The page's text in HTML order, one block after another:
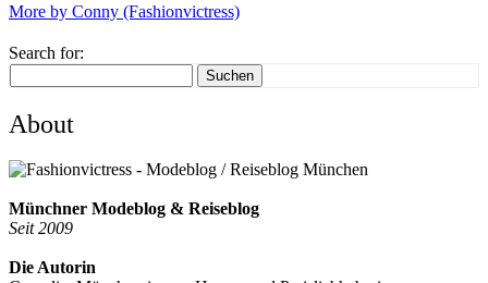
More by Conny (Fashionvictress)
Search for:
Suchen
About
Münchner Modeblog & Reiseblog
Seit 2009
Die Autorin